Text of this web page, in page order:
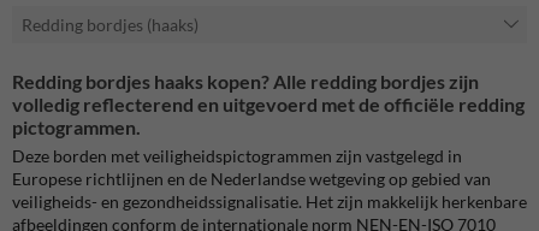
Redding bordjes (haaks)
Redding bordjes haaks kopen? Alle redding bordjes zijn
volledig reflecterend en uitgevoerd met de officiële redding
pictogrammen.
Deze borden met veiligheidspictogrammen zijn vastgelegd in
Europese richtlijnen en de Nederlandse wetgeving op gebied van
veiligheids- en gezondheidssignalisatie. Het zijn makkelijk herkenbare
afbeeldingen conform de internationale norm NEN-EN-ISO 7010